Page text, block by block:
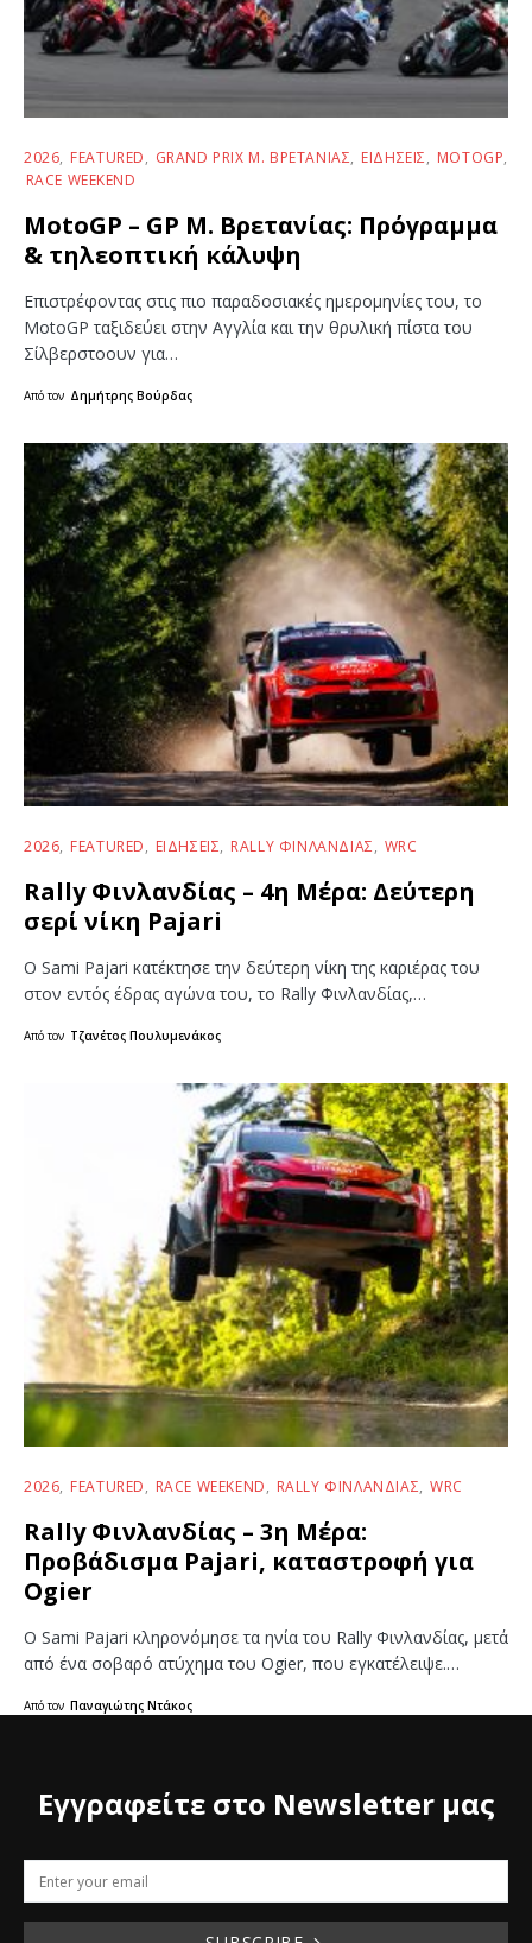
2026 FEATURED GRAND PRIX Μ. ΒΡΕΤΑΝΊΑΣ ΕΙΔΉΣΕΙΣ
MOTOGP
RACE WEEKEND
MotoGP – GP Μ. Βρετανίας: Πρόγραμμα
& τηλεοπτική κάλυψη
Επιστρέφοντας στις πιο παραδοσιακές ημερομηνίες του, το
MotoGP ταξιδεύει στην Αγγλία και την θρυλική πίστα του
Σίλβερστοουν για…
Από τον Δημήτρης Βούρδας
2026 FEATURED ΕΙΔΉΣΕΙΣ RALLY ΦΙΝΛΑΝΔΊΑΣ WRC
Rally Φινλανδίας – 4η Μέρα: Δεύτερη
σερί νίκη Pajari
Ο Sami Pajari κατέκτησε την δεύτερη νίκη της καριέρας του
στον εντός έδρας αγώνα του, το Rally Φινλανδίας,…
Από τον Τζανέτος Πουλυμενάκος
2026 FEATURED RACE WEEKEND RALLY ΦΙΝΛΑΝΔΊΑΣ WRC
Rally Φινλανδίας – 3η Μέρα:
Προβάδισμα Pajari, καταστροφή για
Ogier
Ο Sami Pajari κληρονόμησε τα ηνία του Rally Φινλανδίας, μετά
από ένα σοβαρό ατύχημα του Ogier, που εγκατέλειψε.…
Από τον Παναγιώτης Ντάκος
Εγγραφείτε στο Newsletter μας